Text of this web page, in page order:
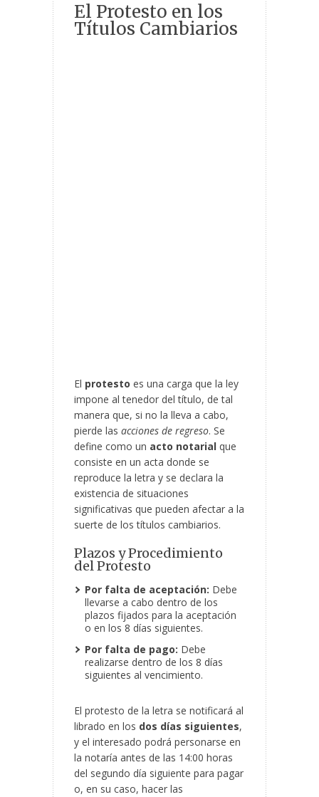
El Protesto en los
Títulos Cambiarios
El protesto es una carga que la ley
impone al tenedor del título, de tal
manera que, si no la lleva a cabo,
pierde las acciones de regreso. Se
define como un acto notarial que
consiste en un acta donde se
reproduce la letra y se declara la
existencia de situaciones
significativas que pueden afectar a la
suerte de los títulos cambiarios.
Plazos y Procedimiento
del Protesto
Por falta de aceptación: Debe
llevarse a cabo dentro de los
plazos fijados para la aceptación
o en los 8 días siguientes.
Por falta de pago: Debe
realizarse dentro de los 8 días
siguientes al vencimiento.
El protesto de la letra se notificará al
librado en los dos días siguientes,
y el interesado podrá personarse en
la notaría antes de las 14:00 horas
del segundo día siguiente para pagar
o, en su caso, hacer las